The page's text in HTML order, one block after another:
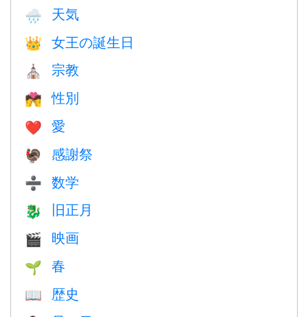
🌧 天気
👑 女王の誕生日
⛪️ 宗教
💏 性別
❤️️ 愛
🦃 感謝祭
➗ 数学
🐉 旧正月
🎬 映画
🌱 春
📖 歴史